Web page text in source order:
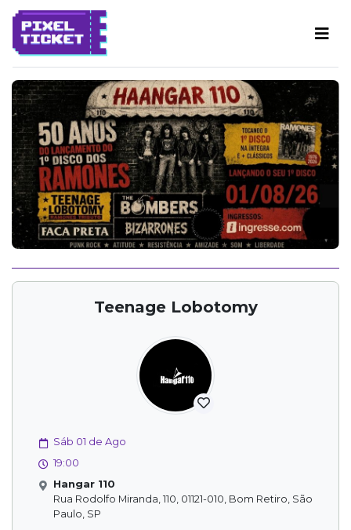
Teenage Lobotomy
Sáb 01 de Ago
19:00
Hangar 110
Rua Rodolfo Miranda, 110, 01121-010, Bom Retiro, São
Paulo, SP